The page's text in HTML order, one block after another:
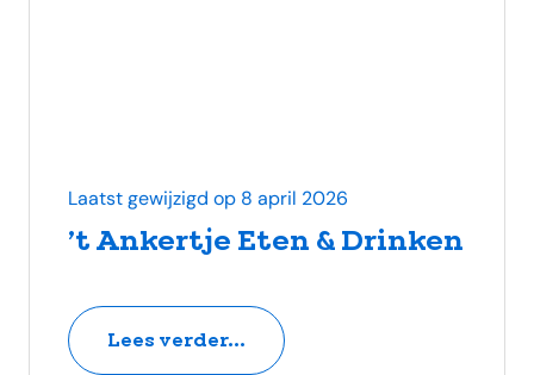
’t Ankertje Eten & Drinken
Laatst gewijzigd op 8 april 2026
Lees verder...